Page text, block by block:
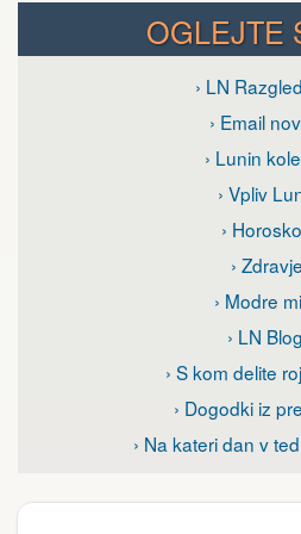
OGLEJTE
› LN
› Email
› Lunin
› Vpliv
›
› Zdravje
› Modre
› LN
› S kom delite
› Dogodki iz
› Na kateri dan v